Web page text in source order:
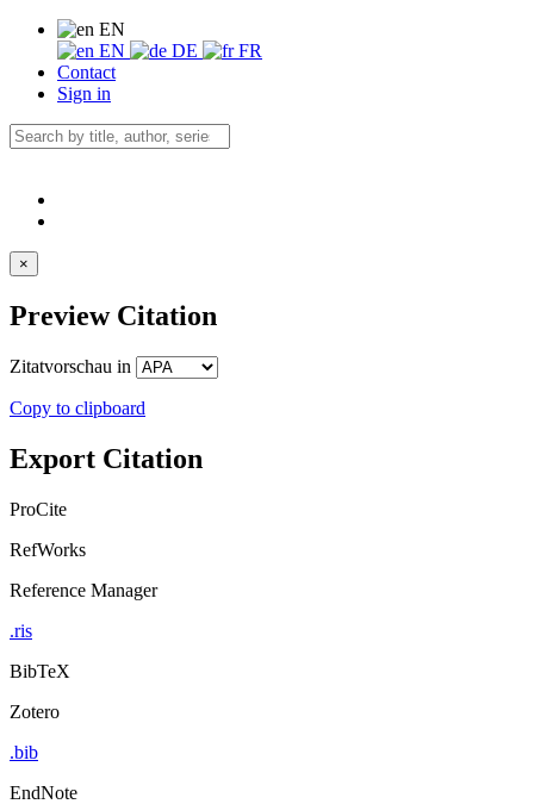
EN
EN
DE
FR
Contact
Sign in
×
Preview Citation
Zitatvorschau in
Copy to clipboard
Export Citation
ProCite
RefWorks
Reference Manager
.ris
BibTeX
Zotero
.bib
EndNote